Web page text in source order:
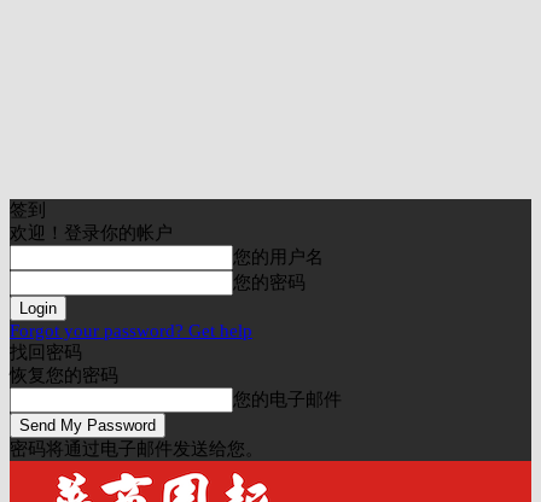
签到
欢迎！登录你的帐户
您的用户名
您的密码
Forgot your password? Get help
找回密码
恢复您的密码
您的电子邮件
密码将通过电子邮件发送给您。